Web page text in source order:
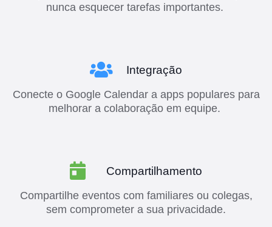
nunca esquecer tarefas importantes.
Integração
Conecte o Google Calendar a apps populares para
melhorar a colaboração em equipe.
Compartilhamento
Compartilhe eventos com familiares ou colegas,
sem comprometer a sua privacidade.